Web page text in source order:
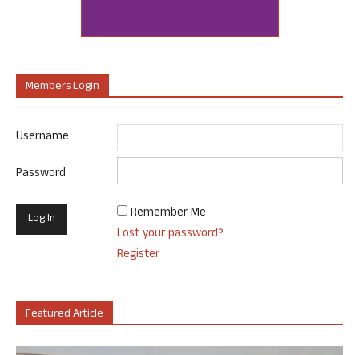
Members Login
Username
Password
Remember Me
Lost your password?
Register
Featured Article